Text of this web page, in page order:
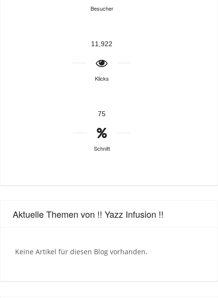
Besucher
11,922
Klicks
75
Schnitt
Aktuelle Themen von !! Yazz Infusion !!
Keine Artikel für diesen Blog vorhanden.